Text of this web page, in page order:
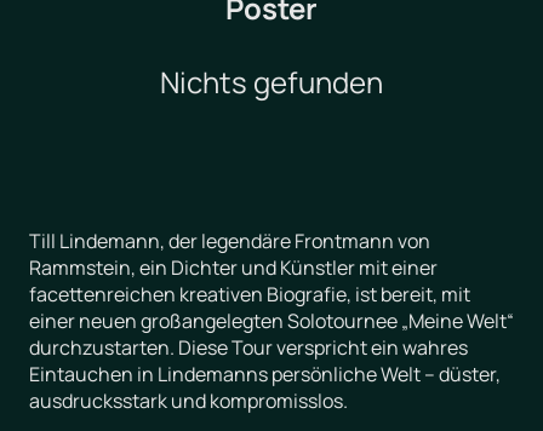
Nichts gefunden
Till Lindemann, der legendäre Frontmann von
Rammstein, ein Dichter und Künstler mit einer
facettenreichen kreativen Biografie, ist bereit, mit
einer neuen großangelegten Solotournee „Meine Welt“
durchzustarten. Diese Tour verspricht ein wahres
Eintauchen in Lindemanns persönliche Welt – düster,
ausdrucksstark und kompromisslos.